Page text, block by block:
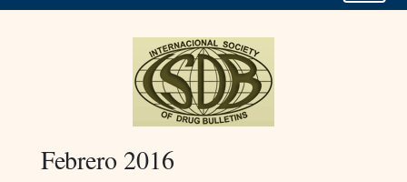
Febrero 2016